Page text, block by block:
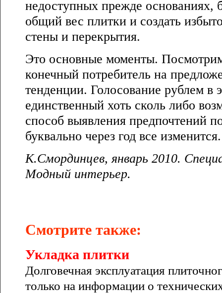
недоступных прежде основаниях,
общий вес плитки и создать
стены и перекрытия.
Это основные моменты.
конечный потребитель на
тенденции. Голосование рублем в
единственный хоть сколь либо
способ выявления предпочтений
буквально через год все изменится.
К.Смординцев, январь 2010.
Модный интерьер.
Смотрите также:
Укладка плитки
Долговечная эксплуатация
только на информации о